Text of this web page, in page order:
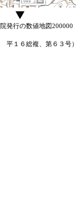
発行の数値地図
平１６総複、第６３号